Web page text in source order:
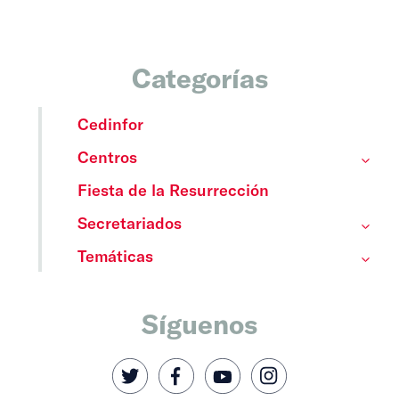
Categorías
Cedinfor
Centros
Fiesta de la Resurrección
Secretariados
Temáticas
Síguenos